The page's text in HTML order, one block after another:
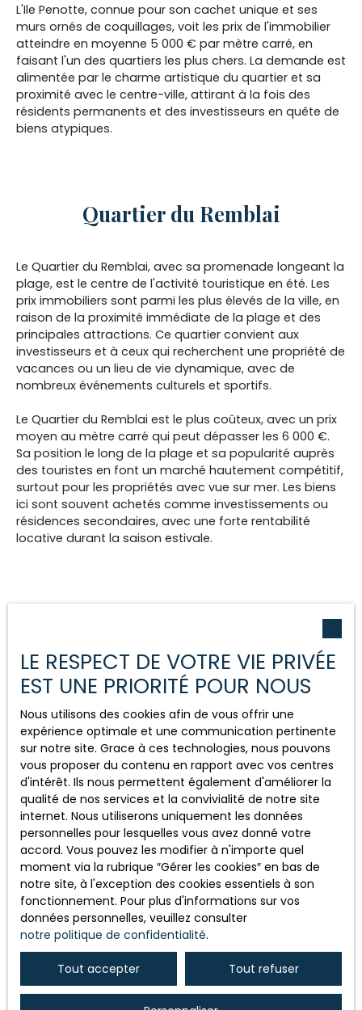
L'Ile Penotte, connue pour son cachet unique et ses
murs ornés de coquillages, voit les prix de l'immobilier
atteindre en moyenne 5 000 € par mètre carré, en
faisant l'un des quartiers les plus chers. La demande est
alimentée par le charme artistique du quartier et sa
proximité avec le centre-ville, attirant à la fois des
résidents permanents et des investisseurs en quête de
biens atypiques.
Quartier du Remblai
Le Quartier du Remblai, avec sa promenade longeant la
plage, est le centre de l'activité touristique en été. Les
prix immobiliers sont parmi les plus élevés de la ville, en
raison de la proximité immédiate de la plage et des
principales attractions. Ce quartier convient aux
investisseurs et à ceux qui recherchent une propriété de
vacances ou un lieu de vie dynamique, avec de
nombreux événements culturels et sportifs.
Le Quartier du Remblai est le plus coûteux, avec un prix
moyen au mètre carré qui peut dépasser les 6 000 €.
Sa position le long de la plage et sa popularité auprès
des touristes en font un marché hautement compétitif,
surtout pour les propriétés avec vue sur mer. Les biens
ici sont souvent achetés comme investissements ou
résidences secondaires, avec une forte rentabilité
locative durant la saison estivale.
Les Sables d'Olonne offre un éventail de quartiers
adaptés à divers styles de vie et budgets. Que vous
cherchiez le dynamisme urbain, le calme d'un ancien
village de pêcheurs, ou la proximité de la nature, cette
ville a beaucoup à offrir. Choisir le bon quartier
dépendra de vos priorités : proximité des services,
calme, potentialité d'investissement ou attractions
touristiques. Espérons que cette exploration des
quartiers vous aide à trouver votre coin idéal aux Sables
d'Olonne. N'hésitez pas à contacter notreagence
immobilière située aux Sables d'Olonnepour obtenir
plus d'informations sur ces quartiers.
LE RESPECT DE VOTRE VIE PRIVÉE
EST UNE PRIORITÉ POUR NOUS
Nous utilisons des cookies afin de vous offrir une
expérience optimale et une communication pertinente
sur notre site. Grace à ces technologies, nous pouvons
vous proposer du contenu en rapport avec vos centres
d'intérêt. Ils nous permettent également d'améliorer la
qualité de nos services et la convivialité de notre site
internet. Nous utiliserons uniquement les données
personnelles pour lesquelles vous avez donné votre
accord. Vous pouvez les modifier à n'importe quel
moment via la rubrique ″Gérer les cookies″ en bas de
notre site, à l'exception des cookies essentiels à son
fonctionnement. Pour plus d'informations sur vos
données personnelles, veuillez consulter
notre politique de confidentialité.
Tout accepter Tout refuser